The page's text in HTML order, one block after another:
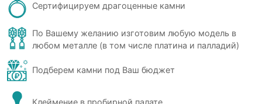
Сертифицируем драгоценные камни
По Вашему желанию изготовим любую модель в
любом металле (в том числе платина и палладий)
Подберем камни под Ваш бюджет
Клеймение в пробирной палате